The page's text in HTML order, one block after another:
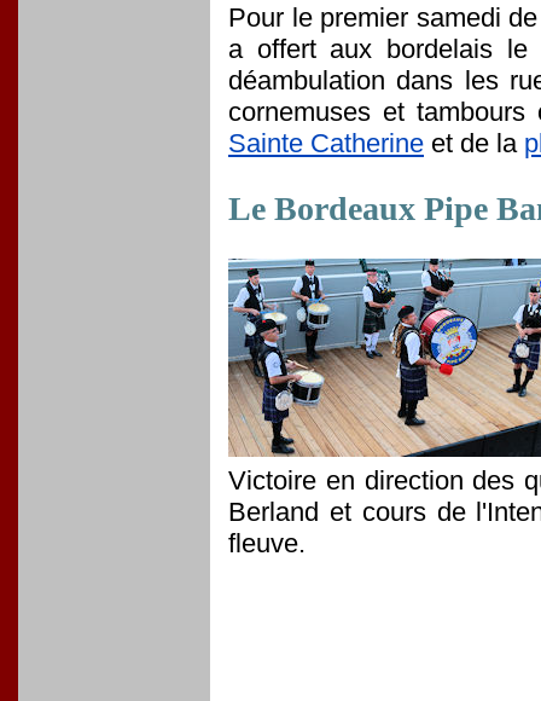
Pour le premier samedi
a offert aux bordelais le
déambulation dans les
cornemuses et
Sainte Catherine et de la
Le Bordeaux Pipe
Victoire en direction des
Berland et cours de
fleuve.